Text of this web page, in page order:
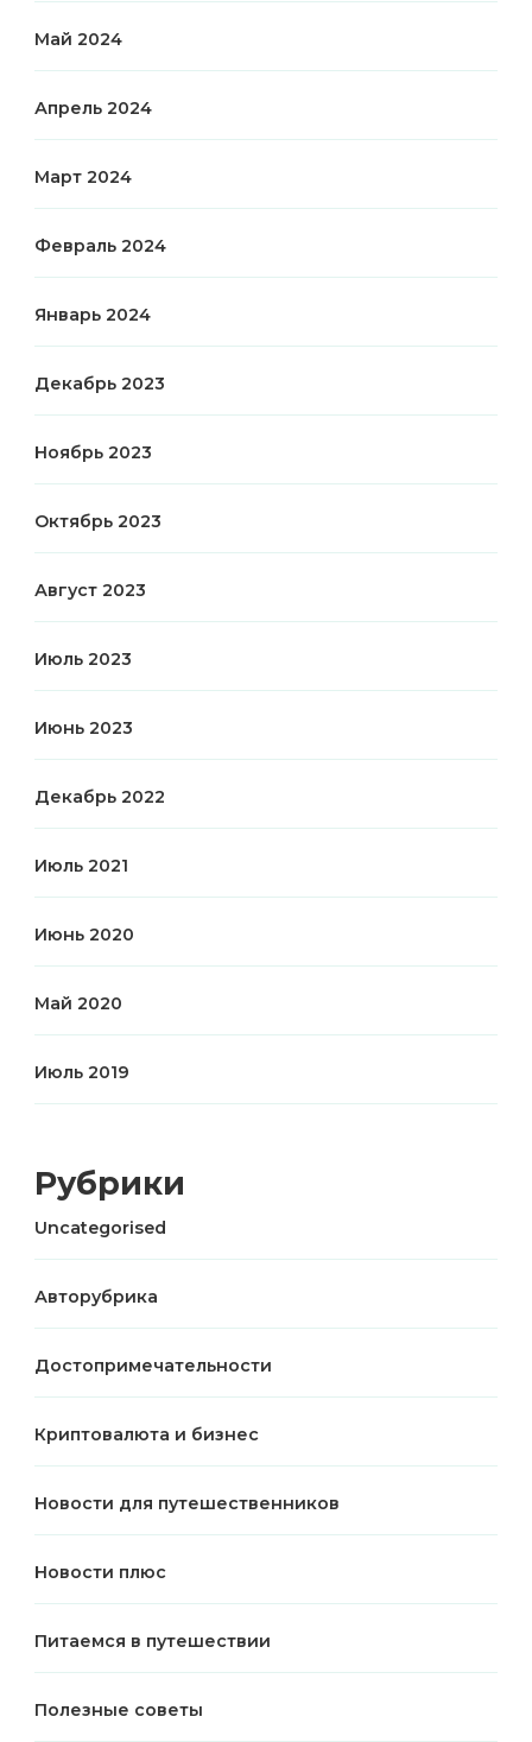
Май 2024
Апрель 2024
Март 2024
Февраль 2024
Январь 2024
Декабрь 2023
Ноябрь 2023
Октябрь 2023
Август 2023
Июль 2023
Июнь 2023
Декабрь 2022
Июль 2021
Июнь 2020
Май 2020
Июль 2019
Рубрики
Uncategorised
Авторубрика
Достопримечательности
Криптовалюта и бизнес
Новости для путешественников
Новости плюс
Питаемся в путешествии
Полезные советы